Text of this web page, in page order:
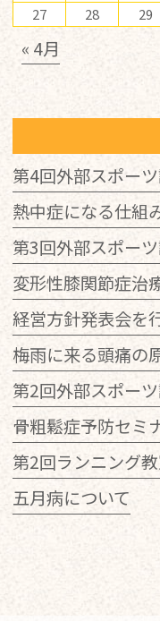
27
28 29
« 4月
第4回外部スポー
熱中症になる仕組
第3回外部スポー
変形性膝関節症治
経営方針発表会を
梅雨に来る頭痛の
第2回外部スポー
骨粗鬆症予防セミ
第2回ランニング
五月病について